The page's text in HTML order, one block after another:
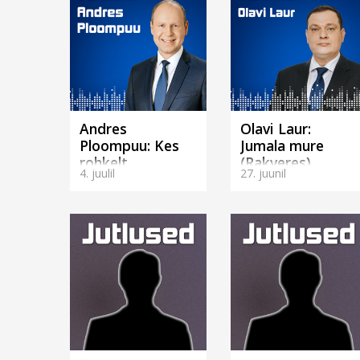
Andres
Ploompuu: Kes
rohkelt
investeerib, see...
4. juulil
Olavi Laur:
Jumala mure
(Rakveres)
27. juunil